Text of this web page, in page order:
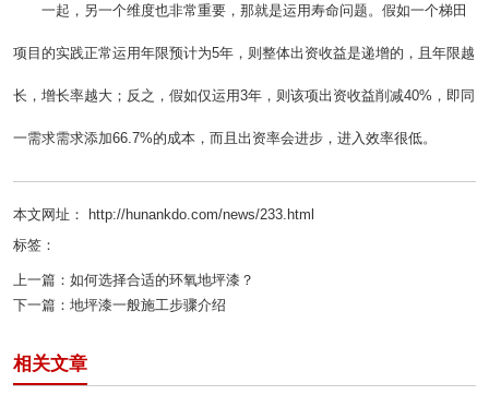
一起，另一个维度也非常重要，那就是运用寿命问题。假如一个梯田
项目的实践正常运用年限预计为5年，则整体出资收益是递增的，且年限越
长，增长率越大；反之，假如仅运用3年，则该项出资收益削减40%，即同
一需求需求添加66.7%的成本，而且出资率会进步，进入效率很低。
本文网址： http://hunankdo.com/news/233.html
标签：
上一篇： 如何选择合适的环氧地坪漆？
下一篇： 地坪漆一般施工步骤介绍
相关文章